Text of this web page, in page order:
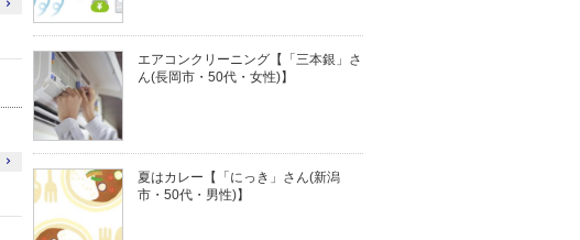
エアコンクリーニング【「三本銀」さ
ん(長岡市・50代・女性)】
夏はカレー【「にっき」さん(新潟
市・50代・男性)】